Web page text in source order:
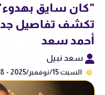
"كان سايق
تكشف تفاصيل
أحمد سعد
سعد نبيل
السبت 15/نوفمبر/2025 - 12:18 م